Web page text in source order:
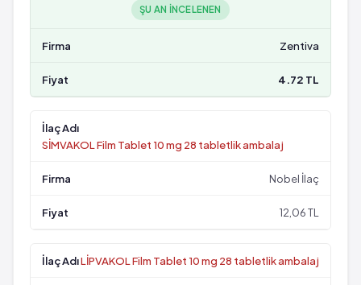
ŞU AN INCELENEN
Zentiva
4.72 TL
SİMVAKOL Film Tablet 10 mg 28 tabletlik ambalaj
Nobel İlaç
12,06 TL
LİPVAKOL Film Tablet 10 mg 28 tabletlik ambalaj